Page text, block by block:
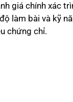
giá chính xác
làm bài và kỹ
chứng chỉ.